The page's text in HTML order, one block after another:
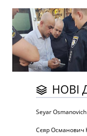
НОВІ
Seyar
Сєяр Османович